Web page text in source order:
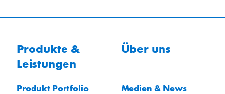
Produkte &
Leistungen
Produkt Portfolio
Über uns
Medien & News